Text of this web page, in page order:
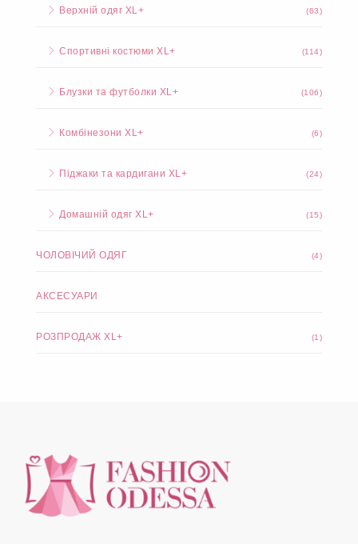
Верхній одяг XL+ (63)
Спортивні костюми XL+ (114)
Блузки та футболки XL+ (106)
Комбінезони XL+ (6)
Піджаки та кардигани XL+ (24)
Домашній одяг XL+ (15)
ЧОЛОВІЧИЙ ОДЯГ (4)
АКСЕСУАРИ
РОЗПРОДАЖ XL+ (1)